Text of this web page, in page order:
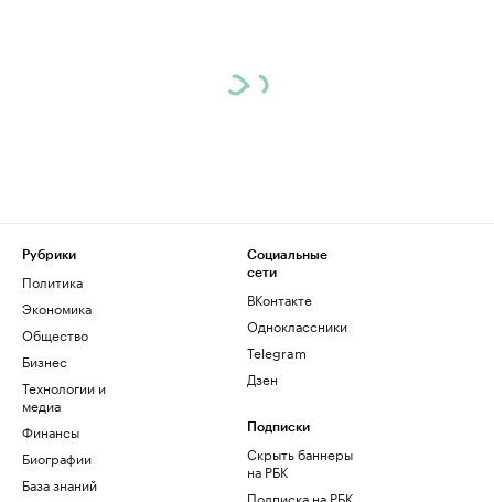
Рубрики
Политика
Экономика
Общество
Бизнес
Технологии и
медиа
Финансы
Биографии
База знаний
Социальные
сети
ВКонтакте
Одноклассники
Telegram
Дзен
Подписки
Скрыть баннеры
на РБК
Подписка на РБК